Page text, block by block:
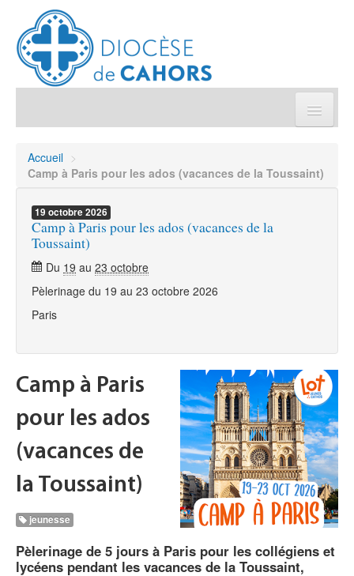
Sanctuaires & Pélerinages
Agenda diocésain
Je donne
Annuaire/Contact
Accueil >
Camp à Paris pour les ados (vacances de la Toussaint)
19 octobre2026
Camp à Paris pour les ados (vacances de la
Toussaint)
Du 19 au 23 octobre
Pèlerinage du 19 au 23 octobre 2026
Paris
Camp à Paris
pour les ados
(vacances de
la Toussaint)
jeunesse
Pèlerinage de 5 jours à Paris pour les collégiens et
lycéens pendant les vacances de la Toussaint,